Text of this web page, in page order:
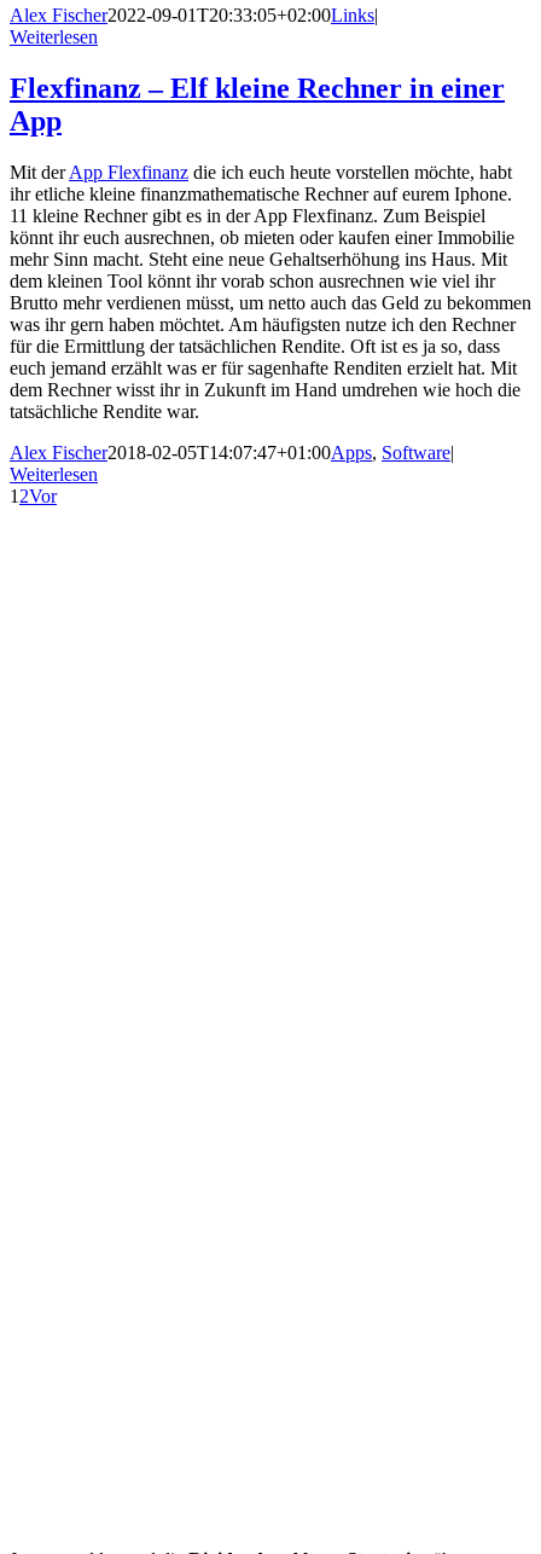
Alex Fischer2022-09-01T20:33:05+02:00Links|
Weiterlesen
Flexfinanz – Elf kleine Rechner in einer
App
Mit derApp Flexfinanz die ich euch heute vorstellen möchte, habt
ihr etliche kleine finanzmathematische Rechner auf eurem Iphone.
11 kleine Rechner gibt es in der App Flexfinanz. Zum Beispiel
könnt ihr euch ausrechnen, ob mieten oder kaufen einer Immobilie
mehr Sinn macht. Steht eine neue Gehaltserhöhung ins Haus. Mit
dem kleinen Tool könnt ihr vorab schon ausrechnen wie viel ihr
Brutto mehr verdienen müsst, um netto auch das Geld zu bekommen
was ihr gern haben möchtet. Am häufigsten nutze ich den Rechner
für die Ermittlung der tatsächlichen Rendite. Oft ist es ja so, dass
euch jemand erzählt was er für sagenhafte Renditen erzielt hat. Mit
dem Rechner wisst ihr in Zukunft im Hand umdrehen wie hoch die
tatsächliche Rendite war.
Alex Fischer2018-02-05T14:07:47+01:00Apps, Software|
Weiterlesen
1 2Vor